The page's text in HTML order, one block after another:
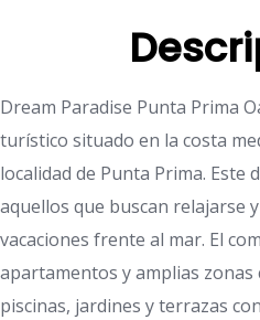
Dream Paradise Punta Prima
turístico situado en la costa
localidad de Punta Prima. Este
aquellos que buscan relajarse
vacaciones frente al mar. El
apartamentos y amplias zonas
piscinas, jardines y terrazas